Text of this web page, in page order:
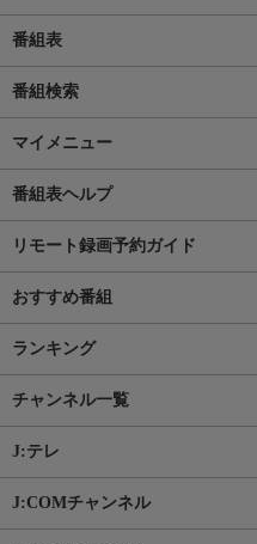
番組表
番組検索
マイメニュー
番組表ヘルプ
リモート録画予約ガイド
おすすめ番組
ランキング
チャンネル一覧
J:テレ
J:COMチャンネル